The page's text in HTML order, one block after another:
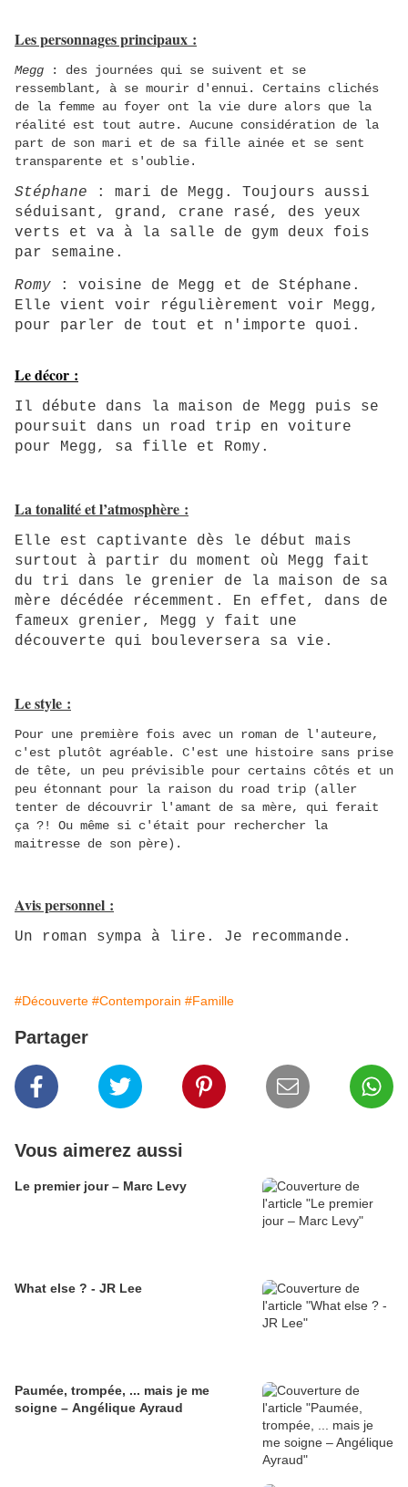
Les personnages principaux :
Megg : des journées qui se suivent et se
ressemblant, à se mourir d'ennui. Certains clichés
de la femme au foyer ont la vie dure alors que la
réalité est tout autre. Aucune considération de la
part de son mari et de sa fille ainée et se sent
transparente et s'oublie.
Stéphane
: mari de Megg. Toujours aussi
séduisant, grand, crane rasé, des yeux
verts et va à la salle de gym deux fois
par semaine.
Romy
: voisine de Megg et de Stéphane.
Elle vient voir régulièrement voir Megg,
pour parler de tout et n'importe quoi.
Le décor :
Il débute dans la maison de Megg puis se
poursuit dans un road trip en voiture
pour Megg, sa fille et Romy.
La tonalité et l’atmosphère :
Elle est captivante dès le début mais
surtout à partir du moment où Megg fait
du tri dans le grenier de la maison de sa
mère décédée récemment. En effet, dans de
fameux grenier, Megg y fait une
découverte qui bouleversera sa vie.
Le style :
Pour une première fois avec un roman de l'auteure,
c'est plutôt agréable. C'est une histoire sans prise
de tête, un peu prévisible pour certains côtés et un
peu étonnant pour la raison du road trip (aller
tenter de découvrir l'amant de sa mère, qui ferait
ça ?! Ou même si c'était pour rechercher la
maitresse de son père).
Avis personnel :
Un roman sympa à lire. Je recommande.
#Découverte #Contemporain #Famille
Partager
Vous aimerez aussi
Le premier jour – Marc Levy
What else ? - JR Lee
Paumée, trompée, ... mais je me
soigne – Angélique Ayraud